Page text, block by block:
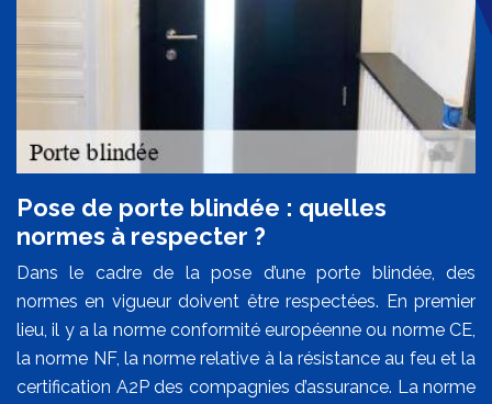
Pose de porte blindée : quelles
normes à respecter ?
Dans le cadre de la pose d’une porte blindée, des
normes en vigueur doivent être respectées. En premier
lieu, il y a la norme conformité européenne ou norme CE,
la norme NF, la norme relative à la résistance au feu et la
certification A2P des compagnies d’assurance. La norme